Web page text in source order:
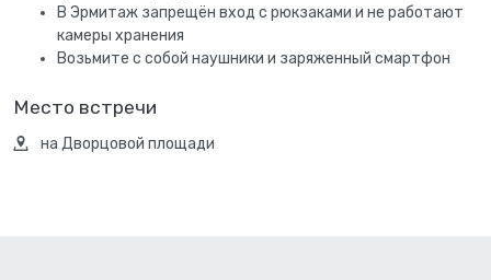
В Эрмитаж запрещён вход с рюкзаками и не работают
камеры хранения
Возьмите с собой наушники и заряженный смартфон
Место встречи
на Дворцовой площади